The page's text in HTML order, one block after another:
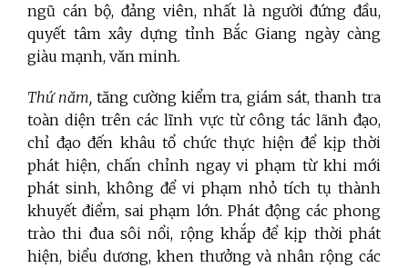
ngũ cán bộ, đảng viên, nhất là người đứng đầu,
quyết tâm xây dựng tỉnh Bắc Giang ngày càng
giàu mạnh, văn minh.
Thứ năm, tăng cường kiểm tra, giám sát, thanh tra
toàn diện trên các lĩnh vực từ công tác lãnh đạo,
chỉ đạo đến khâu tổ chức thực hiện để kịp thời
phát hiện, chấn chỉnh ngay vi phạm từ khi mới
phát sinh, không để vi phạm nhỏ tích tụ thành
khuyết điểm, sai phạm lớn. Phát động các phong
trào thi đua sôi nổi, rộng khắp để kịp thời phát
hiện, biểu dương, khen thưởng và nhân rộng các